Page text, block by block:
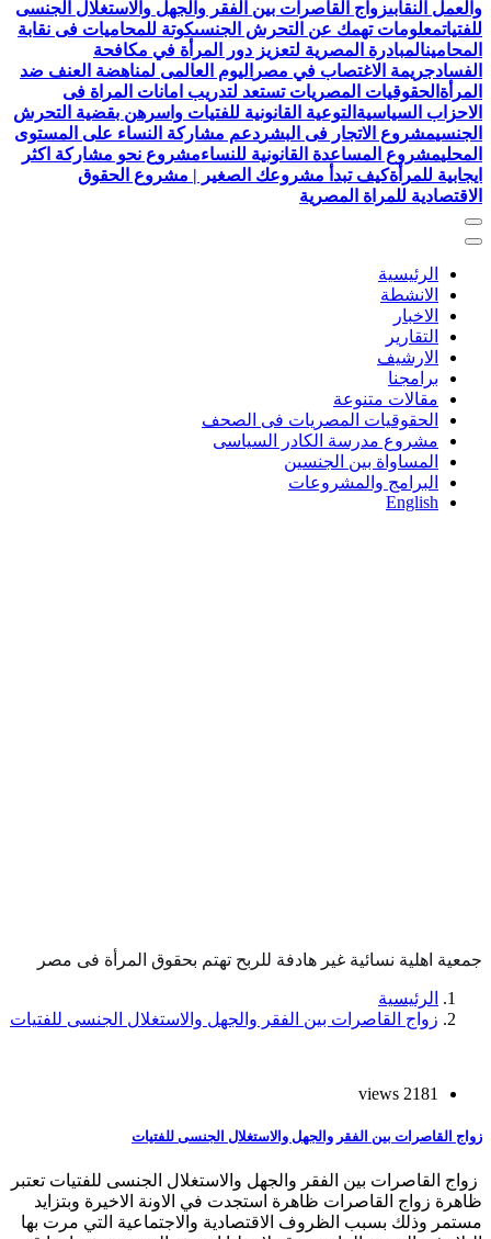
والعمل النقابىزواج القاصرات بين الفقر والجهل والاستغلال الجنسى
للفتياتمعلومات تهمك عن التحرش الجنسىكوتة للمحاميات فى نقابة
المحامينالمبادرة المصرية لتعزيز دور المرأة في مكافحة
الفسادجريمة الاغتصاب في مصر اليوم العالمى لمناهضة العنف ضد
المرأة الحقوقيات المصريات تستعد لتدريب امانات المراة فى
الاحزاب السياسية التوعية القانونية للفتيات واسرهن بقضية التحرش
الجنسيمشروع الاتجار فى البشر دعم مشاركة النساء على المستوى
المحليمشروع المساعدة القانونية للنساءمشروع نحو مشاركة اكثر
ايجابية للمرأةكيف تبدأ مشروعك الصغير | مشروع الحقوق
الاقتصادية للمراة المصرية
الرئيسية
الانشطة
الاخبار
التقارير
الارشيف
برامجنا
مقالات متنوعة
الحقوقيات المصريات فى الصحف
مشروع مدرسة الكادر السياسى
المساواة بين الجنسين
البرامج والمشروعات
English
جمعية اهلية نسائية غير هادفة للربح تهتم بحقوق المرأة فى مصر
الرئيسية
زواج القاصرات بين الفقر والجهل والاستغلال الجنسى للفتيات
2181 views
زواج القاصرات بين الفقر والجهل والاستغلال الجنسى للفتيات
زواج القاصرات بين الفقر والجهل والاستغلال الجنسى للفتيات تعتبر
ظاهرة زواج القاصرات ظاهرة استجدت في الاونة الاخيرة وبتزايد
مستمر وذلك بسبب الظروف الاقتصادية والاجتماعية التي مرت بها